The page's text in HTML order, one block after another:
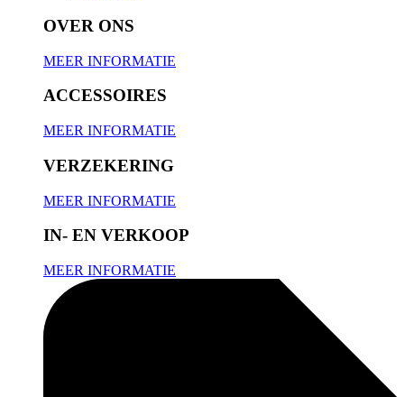
OVER ONS
MEER INFORMATIE
ACCESSOIRES
MEER INFORMATIE
VERZEKERING
MEER INFORMATIE
IN- EN VERKOOP
MEER INFORMATIE